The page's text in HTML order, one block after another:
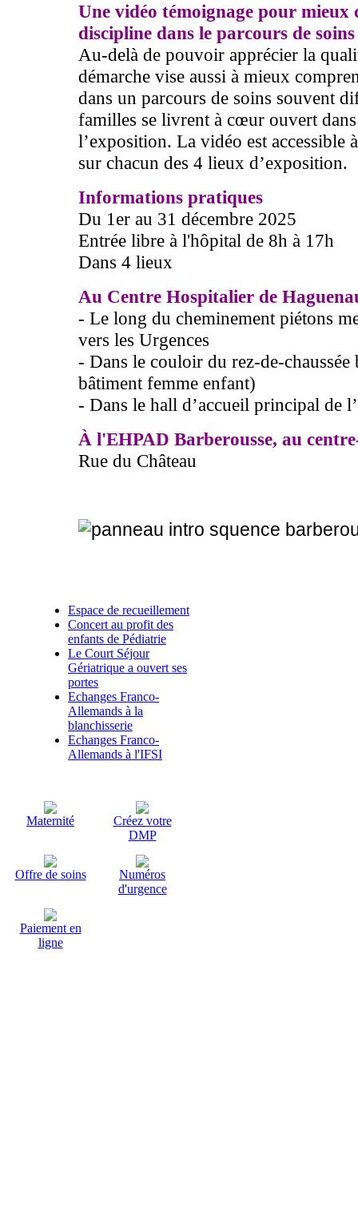
Une vidéo témoignage pour
discipline dans le parcours de soins
Au-delà de pouvoir apprécier la
démarche vise aussi à mieux
dans un parcours de soins souvent
familles se livrent à cœur ouvert
l’exposition. La vidéo est accessible
sur chacun des 4 lieux d’exposition.
Informations pratiques
Du 1er au 31 décembre 2025
Entrée libre à l'hôpital de 8h à 17h
Dans 4 lieux
Au Centre Hospitalier de
- Le long du cheminement piétons
vers les Urgences
- Dans le couloir du rez-de-chaussée
bâtiment femme enfant)
- Dans le hall d’accueil principal de
À l'EHPAD Barberousse, au
Rue du Château
Espace de recueillement
Concert au profit des
enfants de Pédiatrie
Le Court Séjour
Gériatrique a ouvert ses
portes
Echanges Franco-
Allemands à la
blanchisserie
Echanges Franco-
Allemands à l'IFSI
Maternité
Créez votre
DMP
Offre de soins
Numéros
d'urgence
Paiement en
ligne